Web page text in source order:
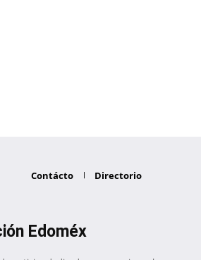
Contácto Directorio
Edoméx